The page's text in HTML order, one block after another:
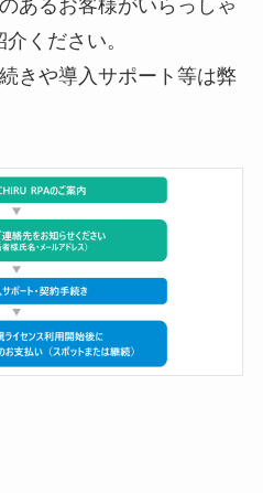
あるお客様がいらっしゃ
ください。
きや導入サポート等は弊